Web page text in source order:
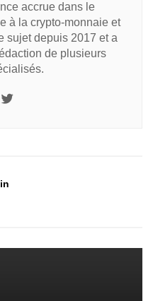
accrue dans le
à la crypto-monnaie et
sujet depuis 2017 et a
de plusieurs